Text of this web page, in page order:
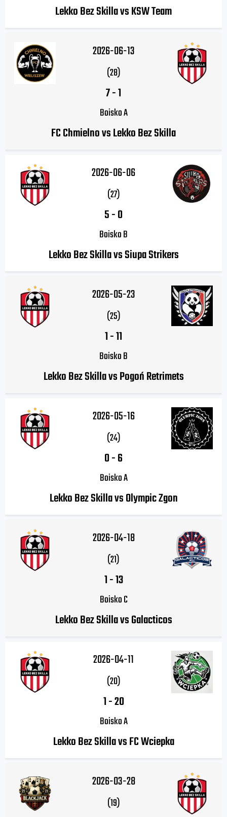
Lekko Bez Skilla vs KSW Team
2026-06-13
(28)
7-1
Boisko A
FC Chmielno vs Lekko Bez Skilla
2026-06-06
(27)
5-0
Boisko B
Lekko Bez Skilla vs Siupa Strikers
2026-05-23
(25)
1-11
Boisko B
Lekko Bez Skilla vs Pogoń Retrimets
2026-05-16
(24)
0-6
Boisko A
Lekko Bez Skilla vs Olympic Zgon
2026-04-18
(21)
1-13
Boisko C
Lekko Bez Skilla vs Galacticos
2026-04-11
(20)
1-20
Boisko A
Lekko Bez Skilla vs FC Wciepka
2026-03-28
(19)